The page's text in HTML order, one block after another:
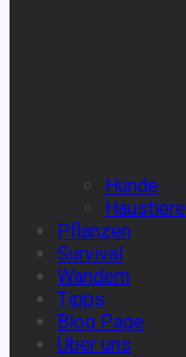
Hunde
Haustiere
Pflanzen
Survival
Wandern
Tipps
Blog Page
Über uns